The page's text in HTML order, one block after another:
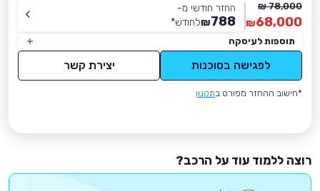
78,000 ₪
68,000
₪
החזר חודשי מ-
788
₪לחודש*
תוספות לעיסקה
לפגישה בסוכנות יצירת קשר
*חישוב ההחזר מפורט בתקנון
רוצה ללמוד עוד על הרכב?